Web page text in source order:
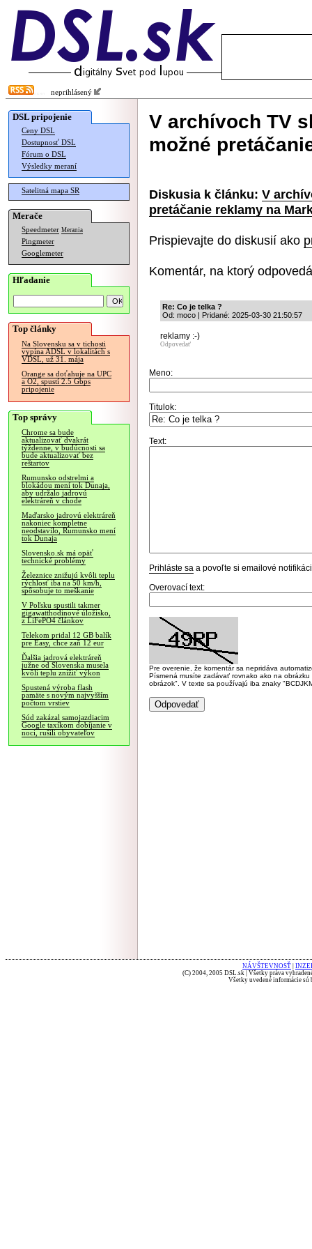
neprihlásený
DSL pripojenie
Ceny DSL
Dostupnosť DSL
Fórum o DSL
Výsledky meraní
Satelitná mapa SR
Merače
Speedmeter Merania
Pingmeter
Googlemeter
Hľadanie
Top články
Na Slovensku sa v tichosti
vypína ADSL v lokalitách s
VDSL, už 31. mája
Orange sa doťahuje na UPC
a O2, spustí 2.5 Gbps
pripojenie
Top správy
Chrome sa bude
aktualizovať dvakrát
týždenne, v budúcnosti sa
bude aktualizovať bez
reštartov
Rumunsko odstrelmi a
blokádou mení tok Dunaja,
aby udržalo jadrovú
elektráreň v chode
Maďarsko jadrovú elektráreň
nakoniec kompletne
neodstavilo, Rumunsko mení
tok Dunaja
Slovensko.sk má opäť
technické problémy
Železnice znižujú kvôli teplu
rýchlosť iba na 50 km/h,
spôsobuje to meškanie
V Poľsku spustili takmer
gigawatthodinové úložisko,
z LiFePO4 článkov
Telekom pridal 12 GB balík
pre Easy, chce zaň 12 eur
Ďalšia jadrová elektráreň
južne od Slovenska musela
kvôli teplu znížiť výkon
Spustená výroba flash
pamäte s novým najvyšším
počtom vrstiev
Súd zakázal samojazdiacim
Google taxíkom dobíjanie v
noci, rušili obyvateľov
V archívoch TV
možné
Diskusia k článku: V
pretáčanie reklamy na
Prispievajte do diskusií ako
Komentár, na ktorý
Re: Co je telka ?
Od: moco | Pridané: 2025-03-30 21:50:57
reklamy :-)
Odpovedať
Meno:
Titulok:
Text:
Prihláste sa a povoľte si emailové
Overovací text:
Pre overenie, že komentár sa nepridáva
Písmená musíte zadávať rovnako ako na
obrázok". V texte sa používajú iba znaky
NÁVŠTEVNOSŤ
(C) 2004, 2005 DSL.sk | Všetky práva
Všetky uvedené informácie sú